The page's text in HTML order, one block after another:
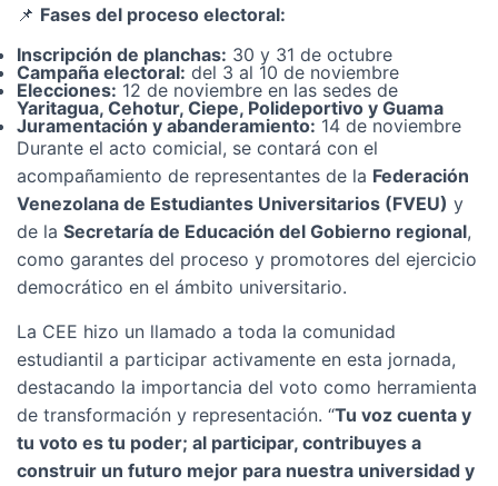
📌 Fases del proceso electoral:
Inscripción de planchas: 30 y 31 de octubre
Campaña electoral: del 3 al 10 de noviembre
Elecciones: 12 de noviembre en las sedes de
Yaritagua, Cehotur, Ciepe, Polideportivo y Guama
Juramentación y abanderamiento: 14 de noviembre
Durante el acto comicial, se contará con el
acompañamiento de representantes de la Federación
Venezolana de Estudiantes Universitarios (FVEU) y
de la Secretaría de Educación del Gobierno regional,
como garantes del proceso y promotores del ejercicio
democrático en el ámbito universitario.
La CEE hizo un llamado a toda la comunidad
estudiantil a participar activamente en esta jornada,
destacando la importancia del voto como herramienta
de transformación y representación. “Tu voz cuenta y
tu voto es tu poder; al participar, contribuyes a
construir un futuro mejor para nuestra universidad y